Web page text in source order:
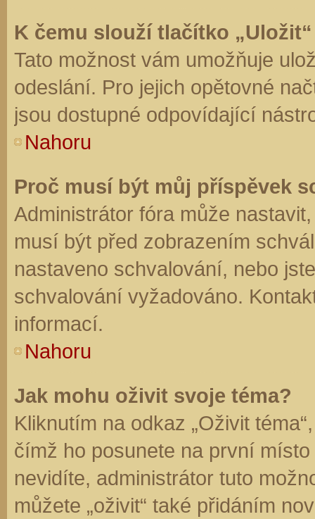
K čemu slouží tlačítko
Tato možnost vám umožňuje
odeslání. Pro jejich opětovné
jsou dostupné odpovídající
Nahoru
Proč musí být můj příspěvek
Administrátor fóra může
musí být před zobrazením
nastaveno schvalování, nebo
schvalování vyžadováno.
informací.
Nahoru
Jak mohu oživit svoje téma?
Kliknutím na odkaz „Oživit
čímž ho posunete na první
nevidíte, administrátor tuto
můžete „oživit“ také přidáním